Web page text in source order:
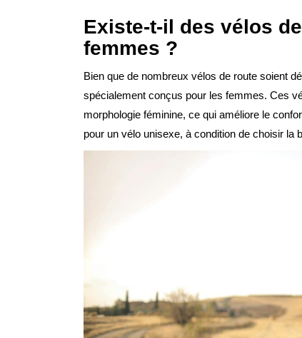
Existe-t-il des vélos
femmes ?
Bien que de nombreux vélos de route soient
spécialement conçus pour les femmes. Ces
morphologie féminine, ce qui améliore le
pour un vélo unisexe, à condition de choisir la